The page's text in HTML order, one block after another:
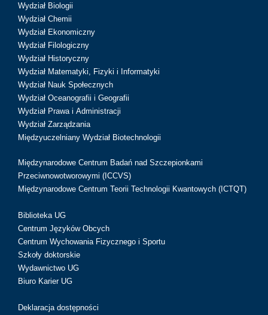
Wydział Biologii
Wydział Chemii
Wydział Ekonomiczny
Wydział Filologiczny
Wydział Historyczny
Wydział Matematyki, Fizyki i Informatyki
Wydział Nauk Społecznych
Wydział Oceanografii i Geografii
Wydział Prawa i Administracji
Wydział Zarządzania
Międzyuczelniany Wydział Biotechnologii
Międzynarodowe Centrum Badań nad Szczepionkami
Przeciwnowotworowymi (ICCVS)
Międzynarodowe Centrum Teorii Technologii Kwantowych (ICTQT)
Biblioteka UG
Centrum Języków Obcych
Centrum Wychowania Fizycznego i Sportu
Szkoły doktorskie
Wydawnictwo UG
Biuro Karier UG
Deklaracja dostępności